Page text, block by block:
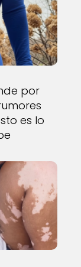
por
es lo